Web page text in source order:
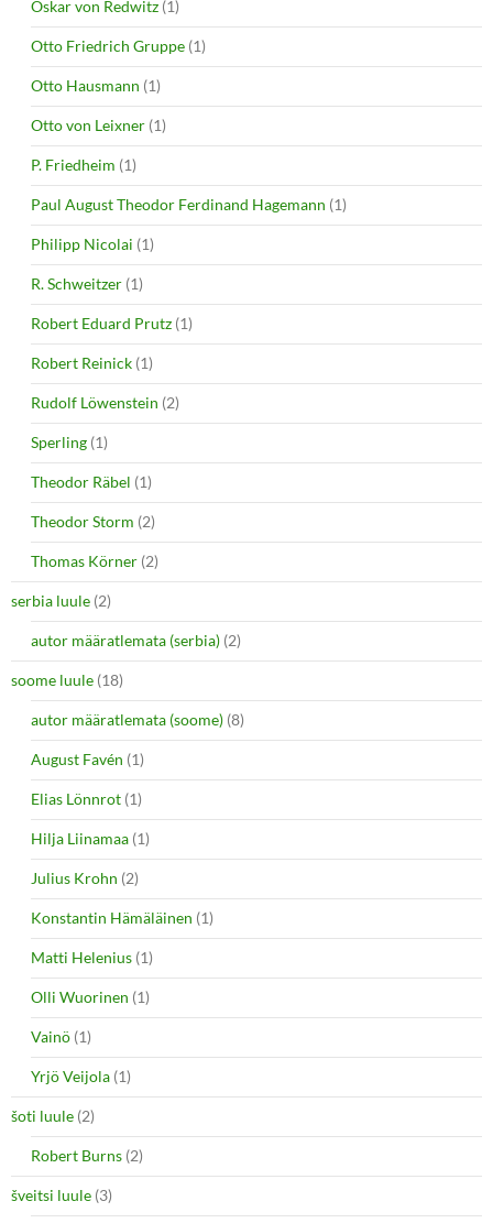
Oskar von Redwitz (1)
Otto Friedrich Gruppe (1)
Otto Hausmann (1)
Otto von Leixner (1)
P. Friedheim (1)
Paul August Theodor Ferdinand Hagemann (1)
Philipp Nicolai (1)
R. Schweitzer (1)
Robert Eduard Prutz (1)
Robert Reinick (1)
Rudolf Löwenstein (2)
Sperling (1)
Theodor Räbel (1)
Theodor Storm (2)
Thomas Körner (2)
serbia luule (2)
autor määratlemata (serbia) (2)
soome luule (18)
autor määratlemata (soome) (8)
August Favén (1)
Elias Lönnrot (1)
Hilja Liinamaa (1)
Julius Krohn (2)
Konstantin Hämäläinen (1)
Matti Helenius (1)
Olli Wuorinen (1)
Vainö (1)
Yrjö Veijola (1)
šoti luule (2)
Robert Burns (2)
šveitsi luule (3)